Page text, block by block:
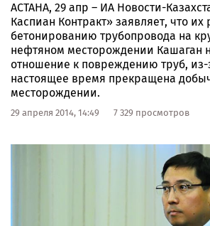
АСТАНА, 29 апр – ИА Новости-
Каспиан Контракт» заявляет, что их
бетонированию трубопровода на
нефтяном месторождении Кашаган
отношение к повреждению труб, из-
настоящее время прекращена
месторождении.
29 апреля 2014, 14:49 7 329 просмотров